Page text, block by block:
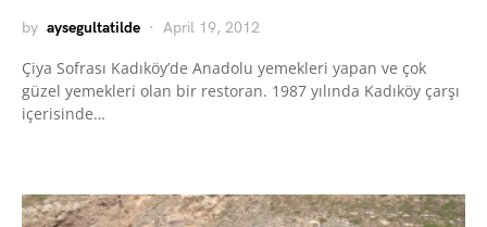
by aysegultatilde April 19, 2012
Çiya Sofrası Kadıköy’de Anadolu yemekleri yapan ve çok
güzel yemekleri olan bir restoran. 1987 yılında Kadıköy çarşı
içerisinde…